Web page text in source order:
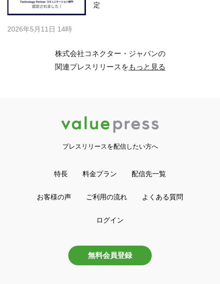
定
2026年5月11日 14時
株式会社コネクター・ジャパンの
関連プレスリリースをもっと見る
プレスリリースを配信したい方へ
特長 料金プラン 配信先一覧
お客様の声 ご利用の流れ よくある質問
ログイン
無料会員登録